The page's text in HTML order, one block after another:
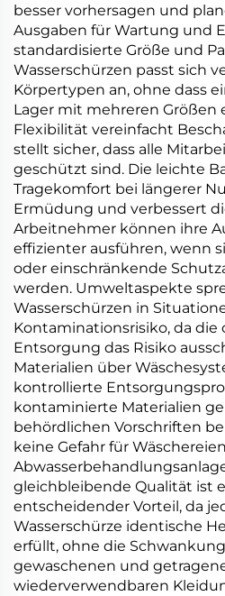
besser vorhersagen und
Ausgaben für Wartung und
standardisierte Größe und
Wasserschürzen passt sich
Körpertypen an, ohne dass
Lager mit mehreren Größen
Flexibilität vereinfacht
stellt sicher, dass alle
geschützt sind. Die leichte
Tragekomfort bei längerer
Ermüdung und verbessert
Arbeitnehmer können ihre
effizienter ausführen, wenn
oder einschränkende
werden. Umweltaspekte
Wasserschürzen in
Kontaminationsrisiko, da
Entsorgung das Risiko
Materialien über
kontrollierte
kontaminierte Materialien
behördlichen Vorschriften
keine Gefahr für
gleichbleibende Qualität ist
entscheidender Vorteil, da
Wasserschürze identische
erfüllt, ohne die
gewaschenen und
wiederverwendbaren